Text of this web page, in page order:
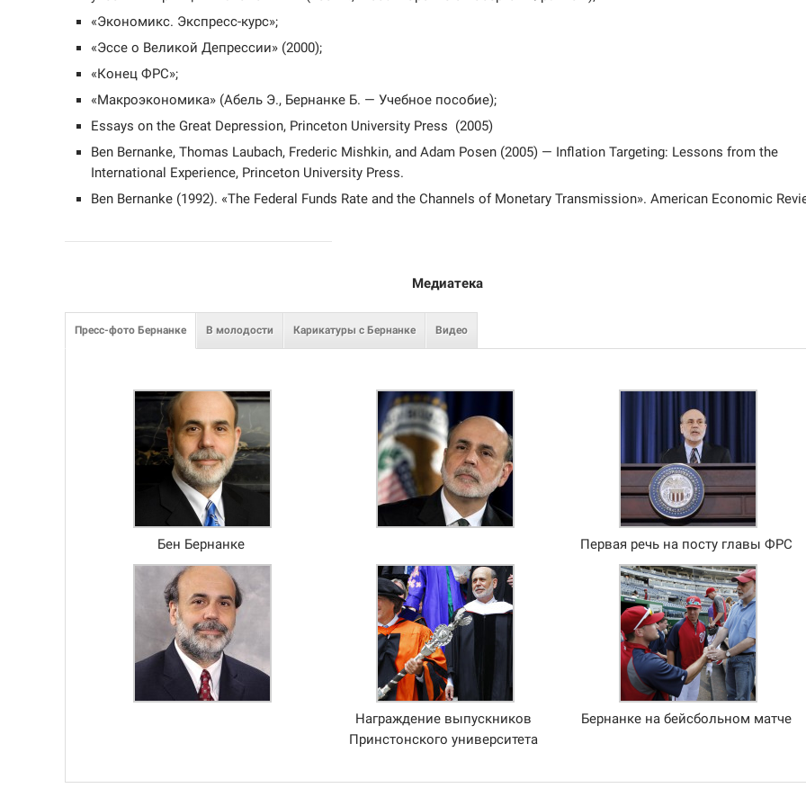
«Экономикс. Экспресс-курс»;
«Эссе о Великой Депрессии» (2000);
«Конец ФРС»;
«Макроэкономика» (Абель Э., Бернанке Б. — Учебное пособие);
Essays on the Great Depression, Princeton University Press (2005)
Ben Bernanke, Thomas Laubach, Frederic Mishkin, and Adam Posen (2005) — Inflation Targeting: Lessons from the
International Experience, Princeton University Press.
Ben Bernanke (1992). «The Federal Funds Rate and the Channels of Monetary Transmission». American Economic
Медиатека
Пресс-фото Бернанке В молодости Карикатуры с Бернанке Видео
Бен Бернанке Первая речь на посту главы ФРС
Награждение выпускников
Принстонского университета
Бернанке на бейсбольном матче